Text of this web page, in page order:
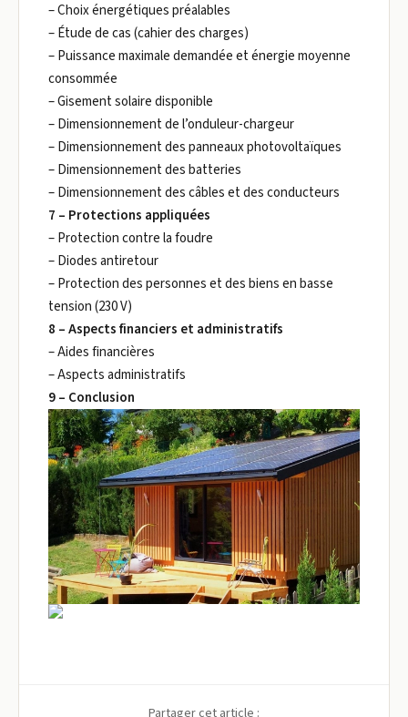
– Choix énergétiques préalables
– Étude de cas (cahier des charges)
– Puissance maximale demandée et énergie moyenne
consommée
– Gisement solaire disponible
– Dimensionnement de l’onduleur-chargeur
– Dimensionnement des panneaux photovoltaïques
– Dimensionnement des batteries
– Dimensionnement des câbles et des conducteurs
7 – Protections appliquées
– Protection contre la foudre
– Diodes antiretour
– Protection des personnes et des biens en basse
tension (230 V)
8 – Aspects financiers et administratifs
– Aides financières
– Aspects administratifs
9 – Conclusion
Partager cet article :